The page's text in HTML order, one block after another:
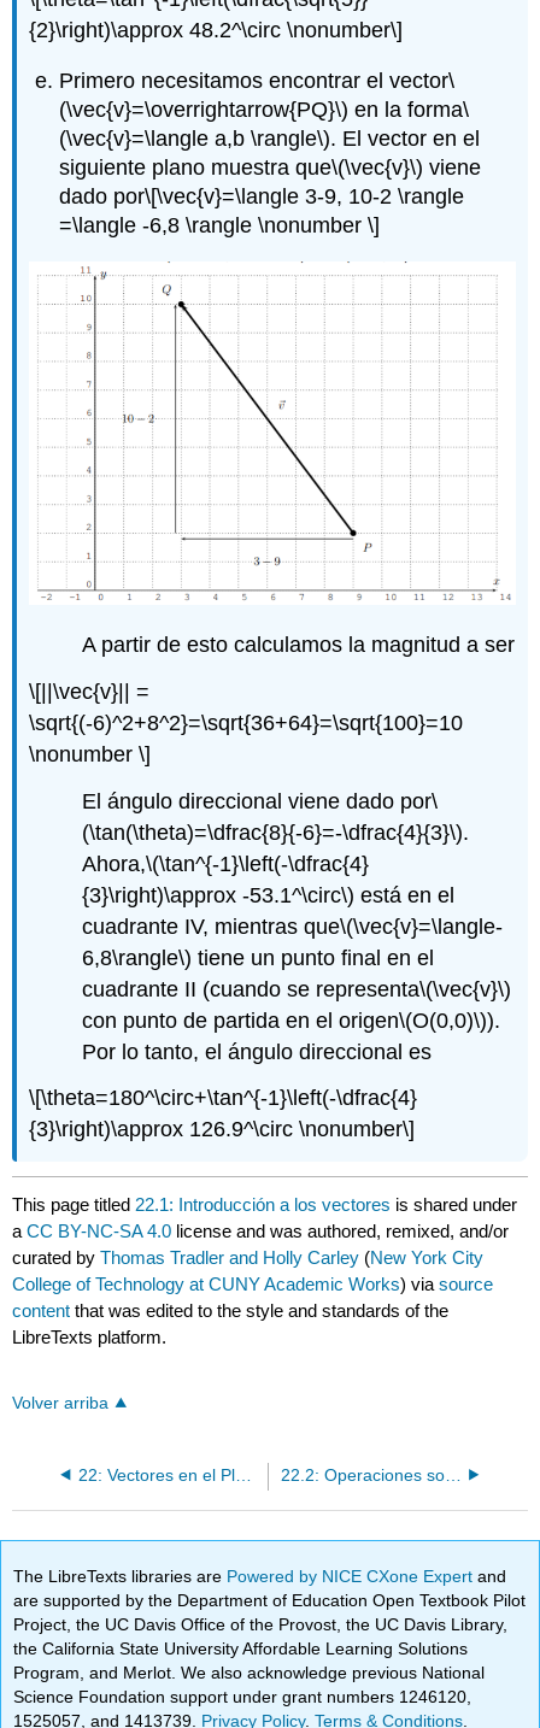
{2}\right)\approx 48.2^\circ \nonumber\]
Primero necesitamos encontrar el vector\
(\vec{v}=\overrightarrow{PQ}\) en la forma\
(\vec{v}=\langle a,b \rangle\). El vector en el
siguiente plano muestra que\(\vec{v}\) viene
dado por\[\vec{v}=\langle 3-9, 10-2 \rangle
=\langle -6,8 \rangle \nonumber \]
A partir de esto calculamos la magnitud a ser
\[||\vec{v}|| =
\sqrt{(-6)^2+8^2}=\sqrt{36+64}=\sqrt{100}=10
\nonumber \]
El ángulo direccional viene dado por\
(\tan(\theta)=\dfrac{8}{-6}=-\dfrac{4}{3}\).
Ahora,\(\tan^{-1}\left(-\dfrac{4}
{3}\right)\approx -53.1^\circ\) está en el
cuadrante IV, mientras que\(\vec{v}=\langle-
6,8\rangle\) tiene un punto final en el
cuadrante II (cuando se representa\(\vec{v}\)
con punto de partida en el origen\(O(0,0)\)).
Por lo tanto, el ángulo direccional es
\[\theta=180^\circ+\tan^{-1}\left(-\dfrac{4}
{3}\right)\approx 126.9^\circ \nonumber\]
This page titled22.1: Introducción a los vectores is shared under
aCC BY-NC-SA 4.0 license and was authored, remixed, and/or
curated byThomas Tradler and Holly Carley (New York City
College of Technology at CUNY Academic Works) viasource
content that was edited to the style and standards of the
LibreTexts platform.
Volver arriba
22: Vectores en el Plano 22.2: Operaciones sobre vectores
The LibreTexts libraries are Powered by NICE CXone Expertand
are supported by the Department of Education Open Textbook Pilot
Project, the UC Davis Office of the Provost, the UC Davis Library,
the California State University Affordable Learning Solutions
Program, and Merlot. We also acknowledge previous National
Science Foundation support under grant numbers 1246120,
1525057, and 1413739. Privacy Policy.Terms & Conditions